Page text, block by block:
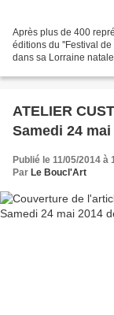
Après plus de 400
éditions du ''Festival
dans sa Lorraine
ATELIER
Samedi 24
Publié le 11/05/2014 à
Par Le Boucl'Art